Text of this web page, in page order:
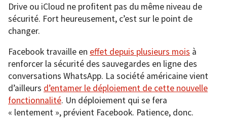
Drive ou iCloud ne profitent pas du même niveau de
sécurité. Fort heureusement, c’est sur le point de
changer.
Facebook travaille en effet depuis plusieurs mois à
renforcer la sécurité des sauvegardes en ligne des
conversations WhatsApp. La société américaine vient
d’ailleurs d’entamer le déploiement de cette nouvelle
fonctionnalité. Un déploiement qui se fera
« lentement », prévient Facebook. Patience, donc.